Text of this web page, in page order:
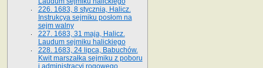
226. 1683, 8 stycznia, Halicz.
Instrukcya sejmiku posłom na
sejm walny
227. 1683, 31 maja, Halicz.
Laudum sejmiku halickiego
228. 1683, 24 lipca, Babuchów.
Kwit marszałka sejmiku z poboru
i administracyi rogowego